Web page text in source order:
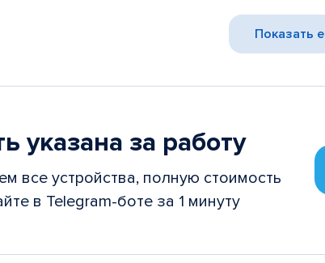
Показать
указана за работу
все устройства, полную стоимость
в Telegram-боте за 1 минуту